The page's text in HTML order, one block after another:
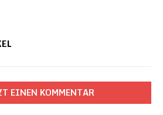
EINEN KOMMENTAR